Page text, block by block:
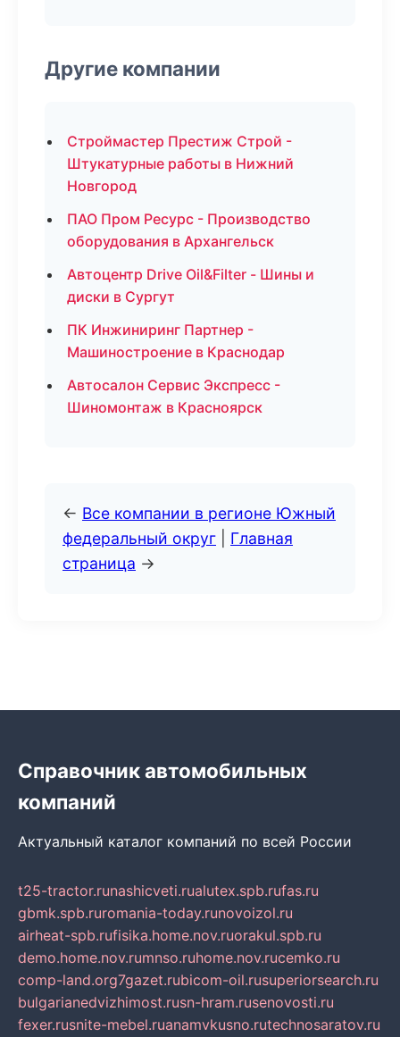
Другие компании
Строймастер Престиж Строй -
Штукатурные работы в Нижний
Новгород
ПАО Пром Ресурс - Производство
оборудования в Архангельск
Автоцентр Drive Oil&Filter - Шины и
диски в Сургут
ПК Инжиниринг Партнер -
Машиностроение в Краснодар
Автосалон Сервис Экспресс -
Шиномонтаж в Красноярск
← Все компании в регионе Южный
федеральный округ
Главная
страница →
Справочник автомобильных
компаний
Актуальный каталог компаний по всей России
t25-tractor.runashicveti.rualutex.spb.rufas.ru
gbmk.spb.ruromania-today.runovoizol.ru
airheat-spb.rufisika.home.nov.ruorakul.spb.ru
demo.home.nov.rumnso.ruhome.nov.rucemko.ru
comp-land.org7gazet.rubicom-oil.rusuperiorsearch.ru
bulgarianedvizhimost.rusn-hram.rusenovosti.ru
fexer.rusnite-mebel.ruanamvkusno.rutechnosaratov.ru